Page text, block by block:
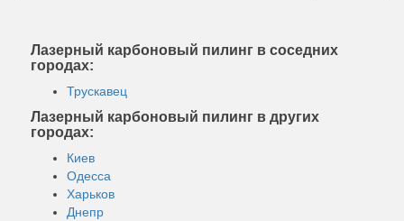
Лазерный карбоновый пилинг в соседних
городах:
Трускавец
Лазерный карбоновый пилинг в других
городах:
Киев
Одесса
Харьков
Днепр